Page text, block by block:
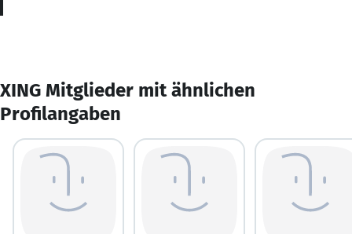
XING Mitglieder mit ähnlichen
Profilangaben